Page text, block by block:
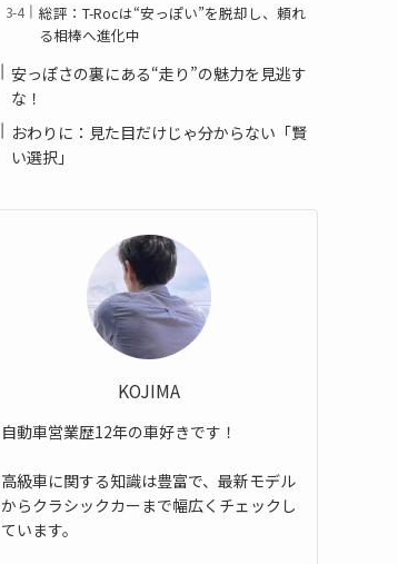
総評：T-Rocは“安っぽい”を脱却し、頼れ
る相棒へ進化中
安っぽさの裏にある“走り”の魅力を見逃す
な！
おわりに：見た目だけじゃ分からない「賢
い選択」
KOJIMA
自動車営業歴12年の車好きです！
高級車に関する知識は豊富で、最新モデル
からクラシックカーまで幅広くチェックし
ています。